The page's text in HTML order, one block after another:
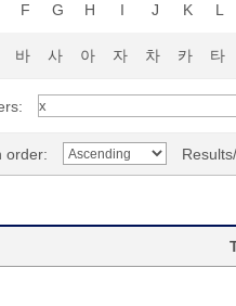
F G H I J K L
바 사 아 자 차 카 타
order: